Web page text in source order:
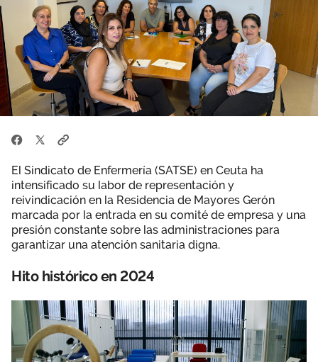
Sala de prensa
Documentos
Publicaciones
Vídeos
Área privada
Únete
El Sindicato de Enfermería (SATSE) en Ceuta ha
intensificado su labor de representación y
reivindicación en la Residencia de Mayores Gerón
marcada por la entrada en su comité de empresa y una
presión constante sobre las administraciones para
garantizar una atención sanitaria digna.
Hito histórico en 2024